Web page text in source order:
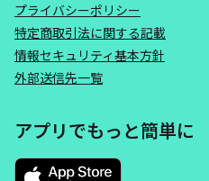
プライバシーポリシー
特定商取引法に関する記載
情報セキュリティ基本方針
外部送信先一覧
アプリでもっと簡単に